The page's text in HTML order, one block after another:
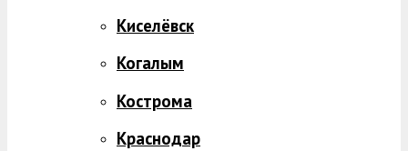
Киселёвск
Когалым
Кострома
Краснодар